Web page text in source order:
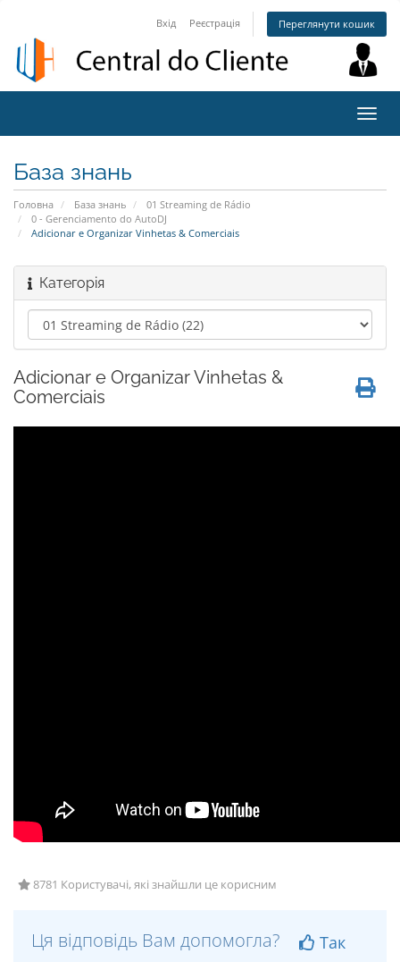
Вхід Реєстрація Переглянути кошик
База знань
Головна База знань
01 Streaming de Rádio
0 - Gerenciamento do AutoDJ
Adicionar e Organizar Vinhetas & Comerciais
Категорія
Adicionar e Organizar Vinhetas &
Comerciais
8781 Користувачі, які знайшли це корисним
Ця відповідь Вам допомогла?
Так